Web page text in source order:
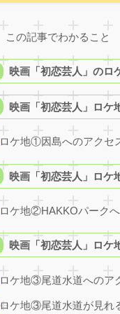
この記事でわかること
映画「初恋芸人」のロ
映画「初恋芸人」ロ
ロケ地①因島へのアクセ
映画「初恋芸人」ロケ
ロケ地②HAKKOパーク
映画「初恋芸人」ロケ
ロケ地③尾道水道へのア
ロケ地③尾道水道が見れ